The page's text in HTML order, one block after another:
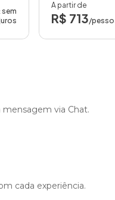
sem
A partir de
R$ 713/
via Chat.
cada experiência.